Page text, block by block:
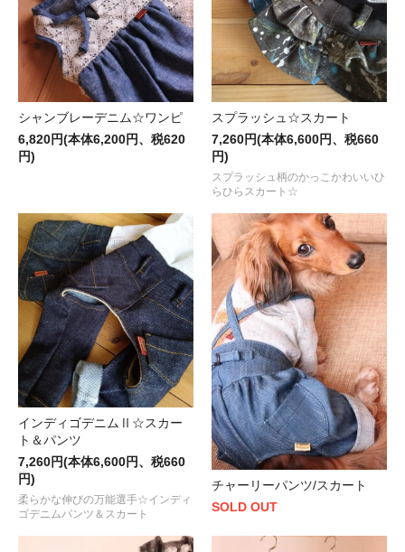
シャンブレーデニム☆ワンピ
6,820円(本体6,200円、税620
円)
スプラッシュ☆スカート
7,260円(本体6,600円、税660
円)
スプラッシュ柄のかっこかわいいひ
らひらスカート☆
インディゴデニムⅡ☆スカー
ト＆パンツ
7,260円(本体6,600円、税660
円)
柔らかな伸びの万能選手☆インディ
ゴデニムパンツ＆スカート
チャーリーパンツ/スカート
SOLD OUT